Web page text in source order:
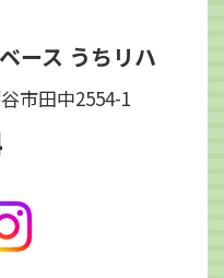
ース うちリハ
市田中2554-1